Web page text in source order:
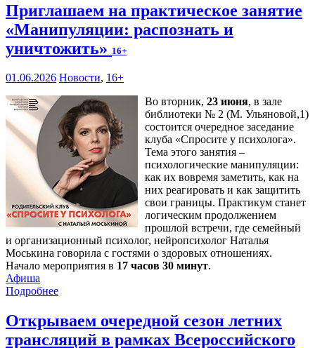
Приглашаем на практическое занятие
«Манипуляции: распознать и
уничтожить» 16+
01.06.2026 Новости, 16+
Во вторник, 23 июня, в зале
библиотеки № 2 (М. Ульяновой,1)
состоится очередное заседание
клуба «Спросите у психолога».
Тема этого занятия –
психологические манипуляции:
как их вовремя заметить, как на
них реагировать и как защитить
свои границы. Практикум станет
логическим продолжением
прошлой встречи, где семейный
и организационный психолог, нейропсихолог Наталья
Моськина говорила с гостями о здоровых отношениях.
Начало мероприятия в 17 часов 30 минут.
Афиша
Подробнее
Открываем очередной сезон летних
трансляций в рамках Всероссийского